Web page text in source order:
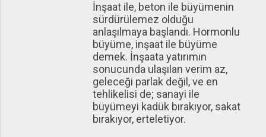
İnşaat ile, beton ile büyümenin
sürdürülemez olduğu
anlaşılmaya başlandı. Hormonlu
büyüme, inşaat ile büyüme
demek. İnşaata yatırımın
sonucunda ulaşılan verim az,
geleceği parlak değil, ve en
tehlikelisi de; sanayi ile
büyümeyi kadük bırakıyor, sakat
bırakıyor, erteletiyor.